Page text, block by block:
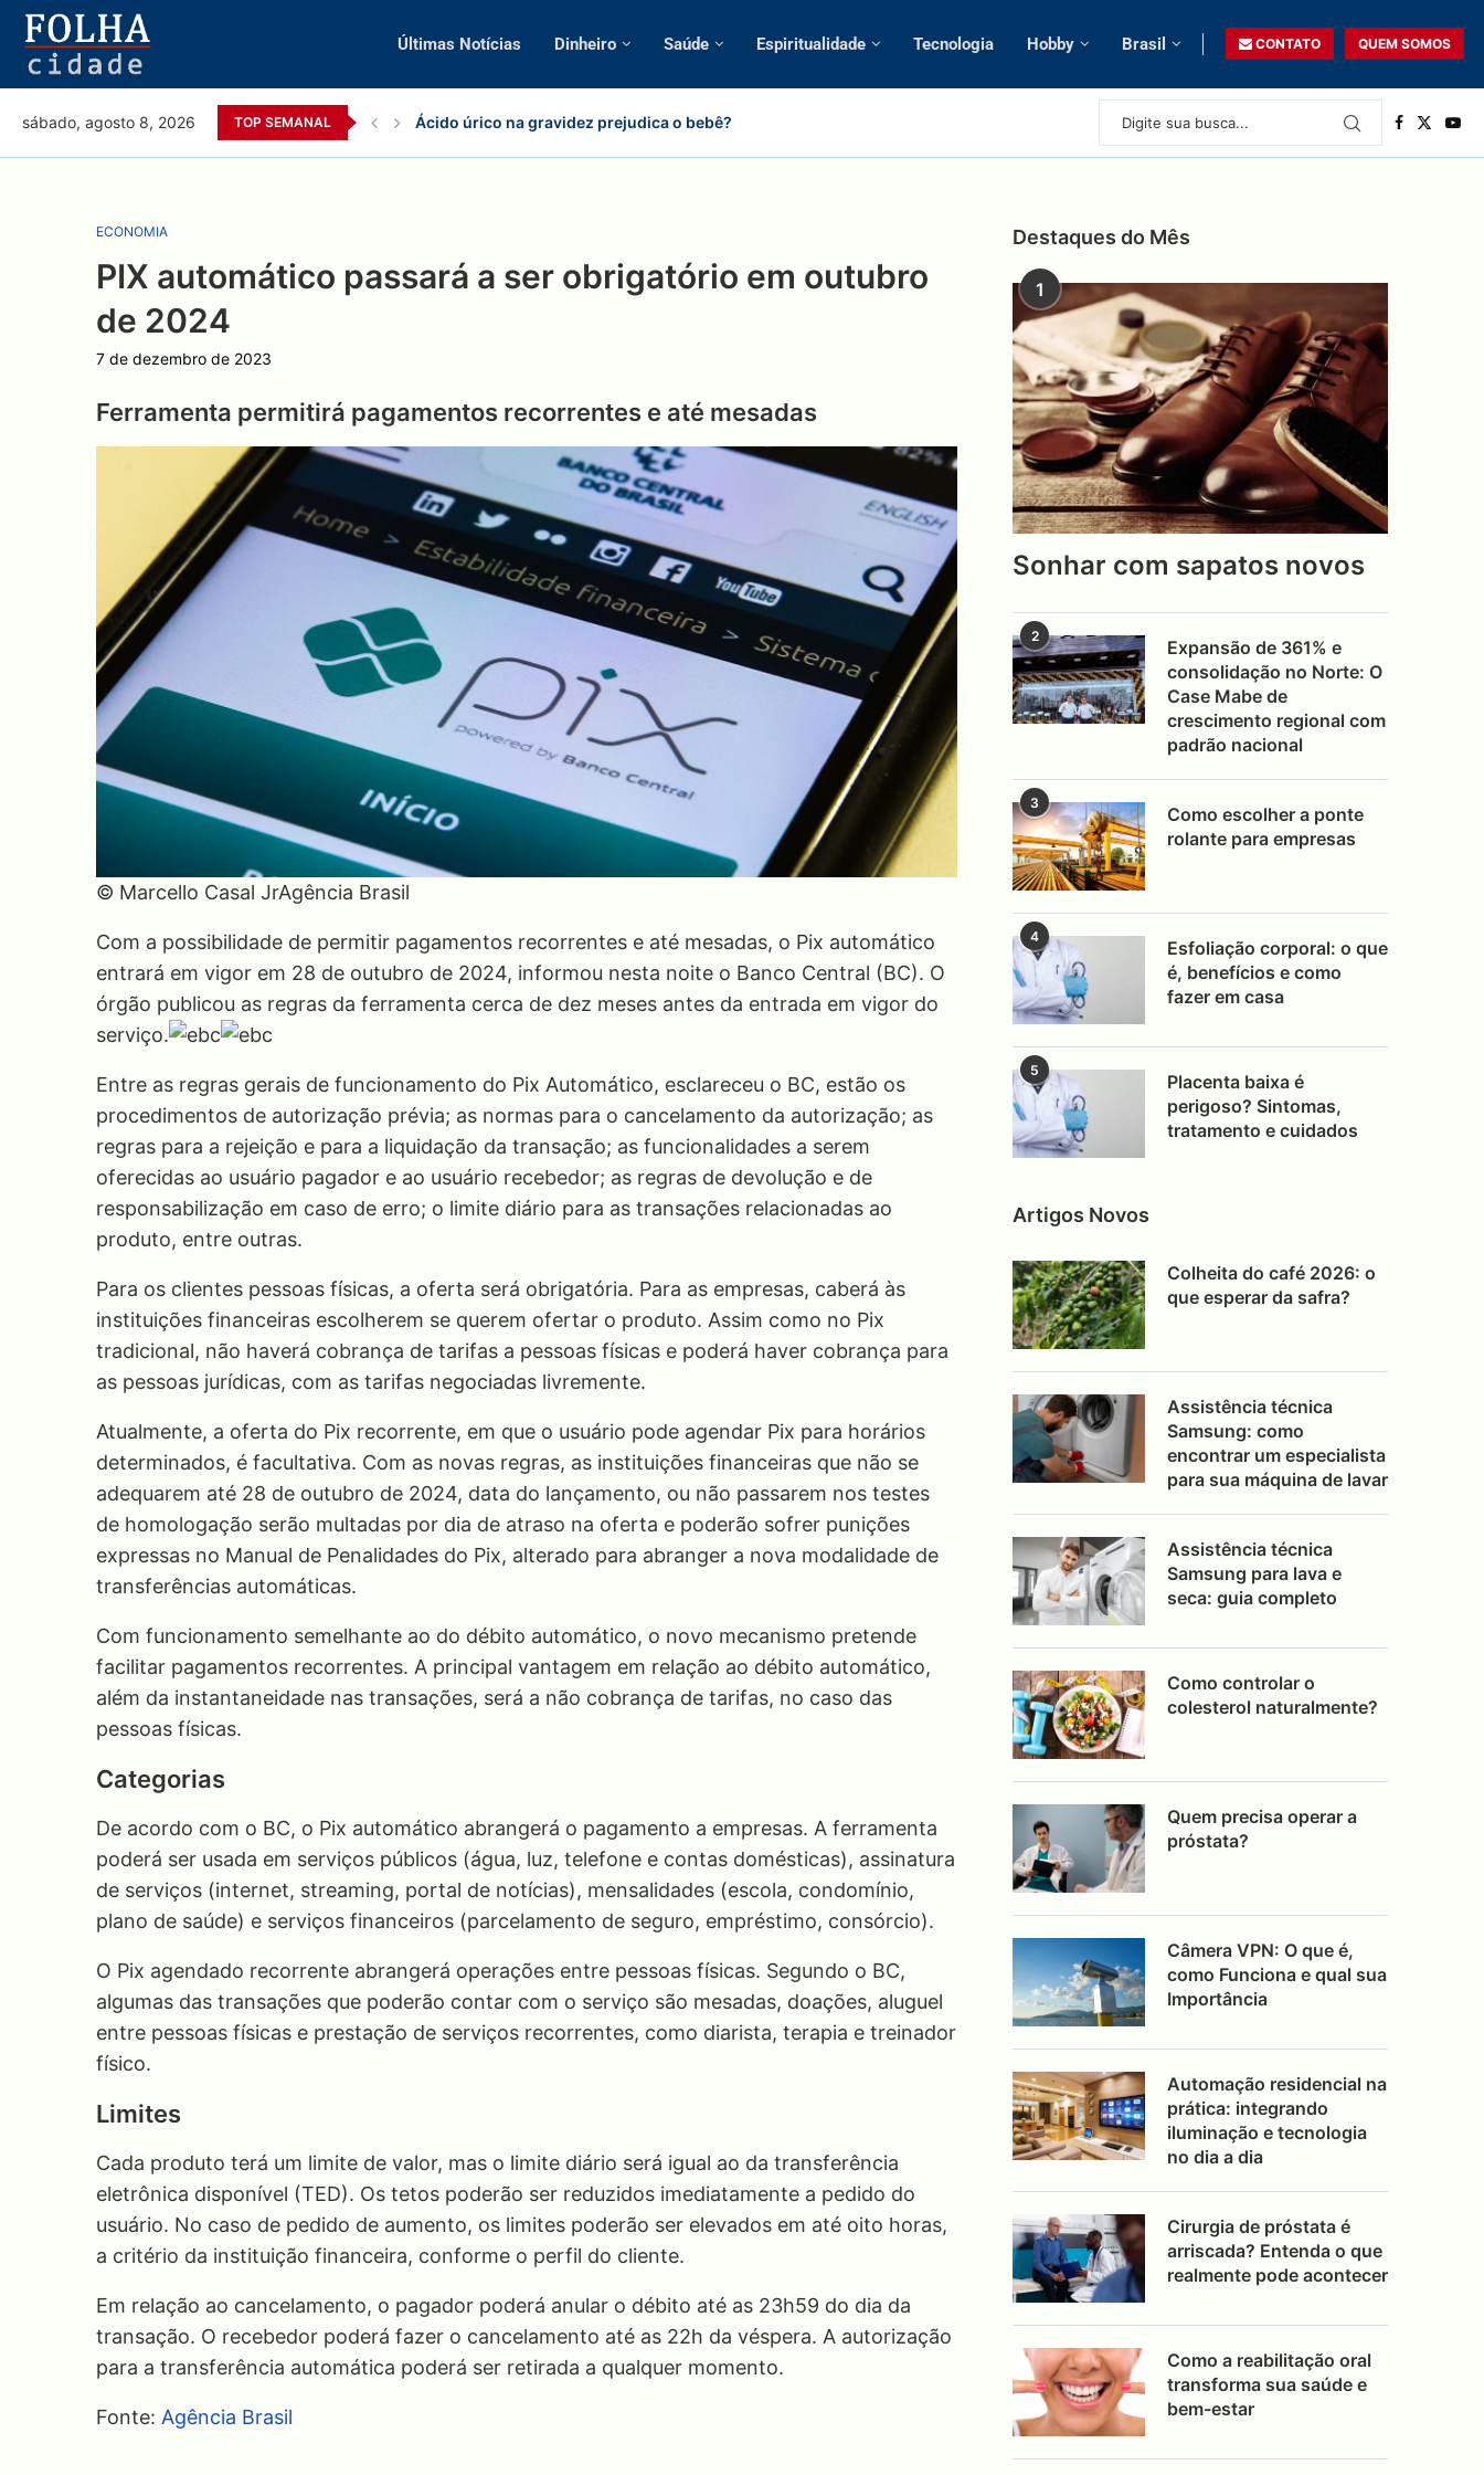
Últimas Notícias Dinheiro Saúde Espiritualidade Tecnologia Hobby Brasil CONTATO QUEM SOMOS
sábado, agosto 8, 2026 TOP SEMANAL Ácido úrico na gravidez prejudica o bebê?
ECONOMIA
PIX automático passará a ser obrigatório em outubro
de 2024
7 de dezembro de 2023
Ferramenta permitirá pagamentos recorrentes e até mesadas
© Marcello Casal JrAgência Brasil
Com a possibilidade de permitir pagamentos recorrentes e até mesadas, o Pix automático
entrará em vigor em 28 de outubro de 2024, informou nesta noite o Banco Central (BC). O
órgão publicou as regras da ferramenta cerca de dez meses antes da entrada em vigor do
serviço.
Entre as regras gerais de funcionamento do Pix Automático, esclareceu o BC, estão os
procedimentos de autorização prévia; as normas para o cancelamento da autorização; as
regras para a rejeição e para a liquidação da transação; as funcionalidades a serem
oferecidas ao usuário pagador e ao usuário recebedor; as regras de devolução e de
responsabilização em caso de erro; o limite diário para as transações relacionadas ao
produto, entre outras.
Para os clientes pessoas físicas, a oferta será obrigatória. Para as empresas, caberá às
instituições financeiras escolherem se querem ofertar o produto. Assim como no Pix
tradicional, não haverá cobrança de tarifas a pessoas físicas e poderá haver cobrança para
as pessoas jurídicas, com as tarifas negociadas livremente.
Atualmente, a oferta do Pix recorrente, em que o usuário pode agendar Pix para horários
determinados, é facultativa. Com as novas regras, as instituições financeiras que não se
adequarem até 28 de outubro de 2024, data do lançamento, ou não passarem nos testes
de homologação serão multadas por dia de atraso na oferta e poderão sofrer punições
expressas no Manual de Penalidades do Pix, alterado para abranger a nova modalidade de
transferências automáticas.
Com funcionamento semelhante ao do débito automático, o novo mecanismo pretende
facilitar pagamentos recorrentes. A principal vantagem em relação ao débito automático,
além da instantaneidade nas transações, será a não cobrança de tarifas, no caso das
pessoas físicas.
Categorias
De acordo com o BC, o Pix automático abrangerá o pagamento a empresas. A ferramenta
poderá ser usada em serviços públicos (água, luz, telefone e contas domésticas), assinatura
de serviços (internet, streaming, portal de notícias), mensalidades (escola, condomínio,
plano de saúde) e serviços financeiros (parcelamento de seguro, empréstimo, consórcio).
O Pix agendado recorrente abrangerá operações entre pessoas físicas. Segundo o BC,
algumas das transações que poderão contar com o serviço são mesadas, doações, aluguel
entre pessoas físicas e prestação de serviços recorrentes, como diarista, terapia e treinador
físico.
Limites
Cada produto terá um limite de valor, mas o limite diário será igual ao da transferência
eletrônica disponível (TED). Os tetos poderão ser reduzidos imediatamente a pedido do
usuário. No caso de pedido de aumento, os limites poderão ser elevados em até oito horas,
a critério da instituição financeira, conforme o perfil do cliente.
Em relação ao cancelamento, o pagador poderá anular o débito até as 23h59 do dia da
transação. O recebedor poderá fazer o cancelamento até as 22h da véspera. A autorização
para a transferência automática poderá ser retirada a qualquer momento.
Fonte: Agência Brasil
Destaques do Mês
1
Sonhar com sapatos novos
2
Expansão de 361% e
consolidação no Norte: O
Case Mabe de
crescimento regional com
padrão nacional
3
Como escolher a ponte
rolante para empresas
4
Esfoliação corporal: o que
é, benefícios e como
fazer em casa
5
Placenta baixa é
perigoso? Sintomas,
tratamento e cuidados
Artigos Novos
Colheita do café 2026: o
que esperar da safra?
Assistência técnica
Samsung: como
encontrar um especialista
para sua máquina de lavar
Assistência técnica
Samsung para lava e
seca: guia completo
Como controlar o
colesterol naturalmente?
Quem precisa operar a
próstata?
Câmera VPN: O que é,
como Funciona e qual sua
Importância
Automação residencial na
prática: integrando
iluminação e tecnologia
no dia a dia
Cirurgia de próstata é
arriscada? Entenda o que
realmente pode acontecer
Como a reabilitação oral
transforma sua saúde e
bem-estar